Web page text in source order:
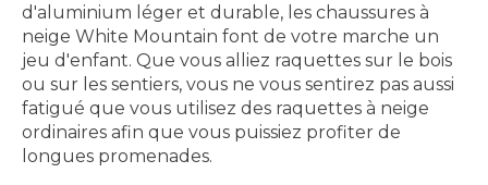
d'aluminium léger et durable, les chaussures à
neige White Mountain font de votre marche un
jeu d'enfant. Que vous alliez raquettes sur le bois
ou sur les sentiers, vous ne vous sentirez pas aussi
fatigué que vous utilisez des raquettes à neige
ordinaires afin que vous puissiez profiter de
longues promenades.